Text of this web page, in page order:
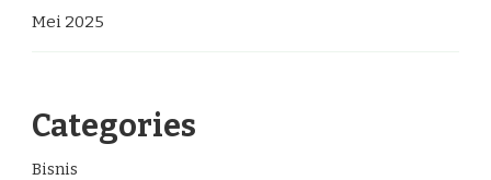
Mei 2025
Categories
Bisnis